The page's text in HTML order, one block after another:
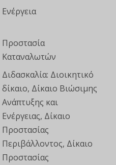
Ενέργεια
Προστασία
Καταναλωτών
Διδασκαλία: Διοικητικό
δίκαιο, Δίκαιο Βιώσιμης
Ανάπτυξης και
Ενέργειας, Δίκαιο
Προστασίας
Περιβάλλοντος, Δίκαιο
Προστασίας